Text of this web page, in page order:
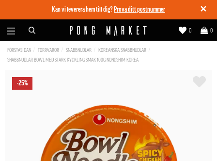
✕
Kan vi leverera hem till dig? Prova ditt postnummer
0
0
FÖRSTASIDAN TORRVAROR SNABBNUDLAR
KOREANSKA SNABBNUDLAR
SNABBNUDLAR BOWL MED STARK KYCKLING SMAK 100G NONGSHIM KOREA
-25%